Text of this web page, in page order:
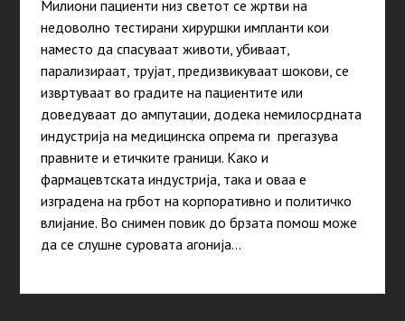
Милиони пациенти низ светот се жртви на
недоволно тестирани хируршки импланти кои
наместо да спасуваат животи, убиваат,
парализираат, трујат, предизвикуваат шокови, се
извртуваат во градите на пациентите или
доведуваат до ампутации, додека немилосрдната
индустрија на медицинска опрема ги прегазува
правните и етичките граници. Како и
фармацевтската индустрија, така и оваа е
изградена на грбот на корпоративно и политичко
влијание. Во снимен повик до брзата помош може
да се слушне суровата агонија…